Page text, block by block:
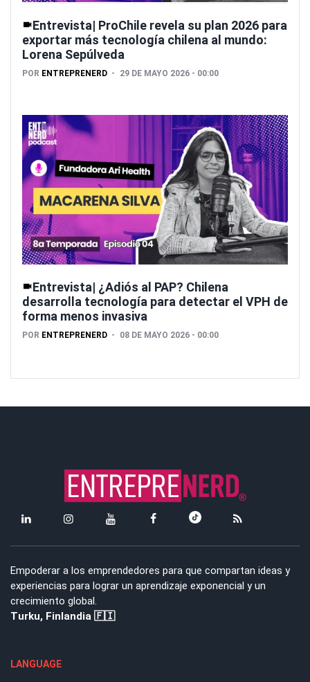
Entrevista| ProChile revela su plan 2026 para
exportar más tecnología chilena al mundo:
Lorena Sepúlveda
POR ENTREPRENERD 29 DE MAYO 2026 - 00:00
Entrevista| ¿Adiós al PAP? Chilena
desarrolla tecnología para detectar el VPH de
forma menos invasiva
POR ENTREPRENERD 08 DE MAYO 2026 - 00:00
Empoderar a los emprendedores para que compartan ideas y
experiencias para lograr un aprendizaje exponencial y un
crecimiento global.
Turku, Finlandia 🇫🇮
LANGUAGE